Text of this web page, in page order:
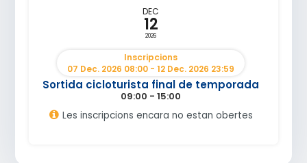
DEC
12
2026
Inscripcions
07 Dec. 2026 08:00 - 12 Dec. 2026 23:59
Sortida cicloturista final de temporada
09:00 - 15:00
Les inscripcions encara no estan obertes